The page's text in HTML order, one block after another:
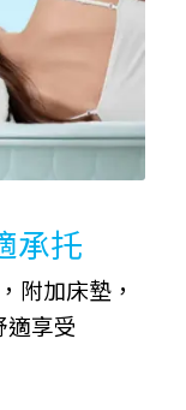
承托
附加床墊，
享受